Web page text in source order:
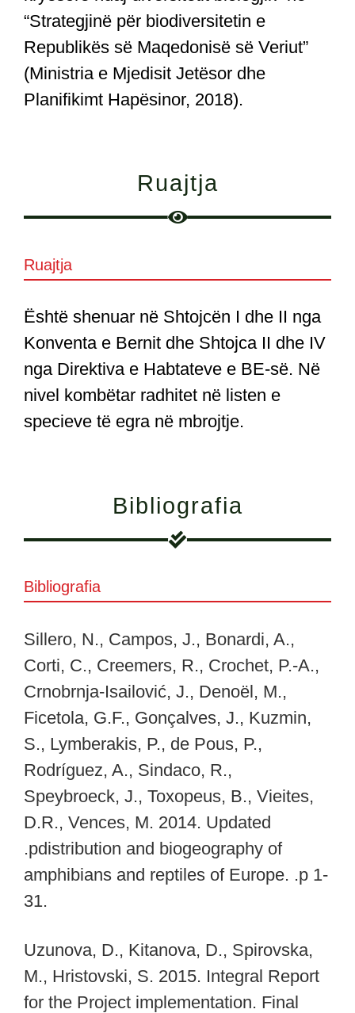
“Strategjinë për biodiversitetin e
Republikës së Maqedonisë së Veriut”
(Ministria e Mjedisit Jetësor dhe
Planifikimt Hapësinor, 2018).
Ruajtja
Ruajtja
Është shenuar në Shtojcën I dhe II nga
Konventa e Bernit dhe Shtojca II dhe IV
nga Direktiva e Habtateve e BE-së. Në
nivel kombëtar radhitet në listen e
specieve të egra në mbrojtje.
Bibliografia
Bibliografia
Sillero, N., Campos, J., Bonardi, A.,
Corti, C., Creemers, R., Crochet, P.-A.,
Crnobrnja-Isailović, J., Denoël, M.,
Ficetola, G.F., Gonçalves, J., Kuzmin,
S., Lymberakis, P., de Pous, P.,
Rodríguez, A., Sindaco, R.,
Speybroeck, J., Toxopeus, B., Vieites,
D.R., Vences, M. 2014. Updated
.pdistribution and biogeography of
amphibians and reptiles of Europe. .p 1-
31.
Uzunova, D., Kitanova, D., Spirovska,
M., Hristovski, S. 2015. Integral Report
for the Project implementation. Final